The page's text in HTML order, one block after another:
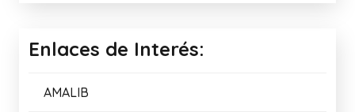
Enlaces de Interés:
AMALIB